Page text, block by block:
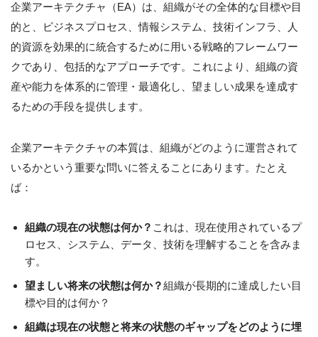
企業アーキテクチャ（EA）は、組織がその全体的な目標や目
的と、ビジネスプロセス、情報システム、技術インフラ、人
的資源を効果的に統合するために用いる戦略的フレームワー
クであり、包括的なアプローチです。これにより、組織の資
産や能力を体系的に管理・最適化し、望ましい成果を達成す
るための手段を提供します。
企業アーキテクチャの本質は、組織がどのように運営されて
いるかという重要な問いに答えることにあります。たとえ
ば：
組織の現在の状態は何か？ これは、現在使用されているプ
ロセス、システム、データ、技術を理解することを含みま
す。
望ましい将来の状態は何か？組織が長期的に達成したい目
標や目的は何か？
組織は現在の状態と将来の状態のギャップをどのように埋